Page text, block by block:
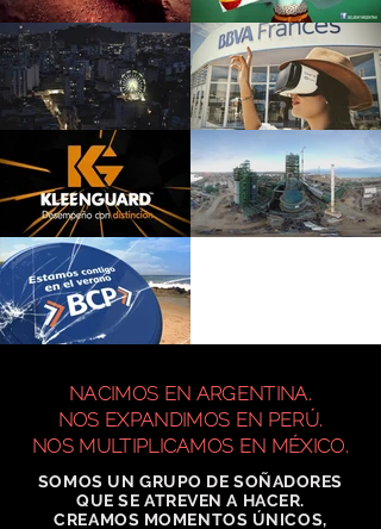
NACIMOS EN ARGENTINA.
NOS EXPANDIMOS EN PERÚ.
NOS MULTIPLICAMOS EN MÉXICO.
SOMOS UN GRUPO DE SOÑADORES
QUE SE ATREVEN A HACER.
CREAMOS MOMENTOS ÚNICOS,